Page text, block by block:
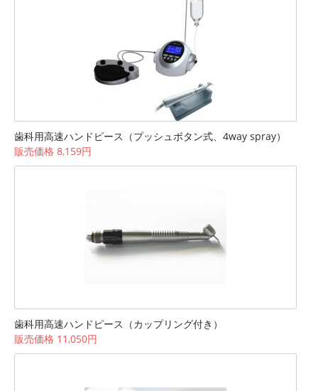
歯科用高速ハンドピース（プッシュボタン式、4way spray）
販売価格 8,159円
歯科用高速ハンドピース（カップリング付き）
販売価格 11,050円